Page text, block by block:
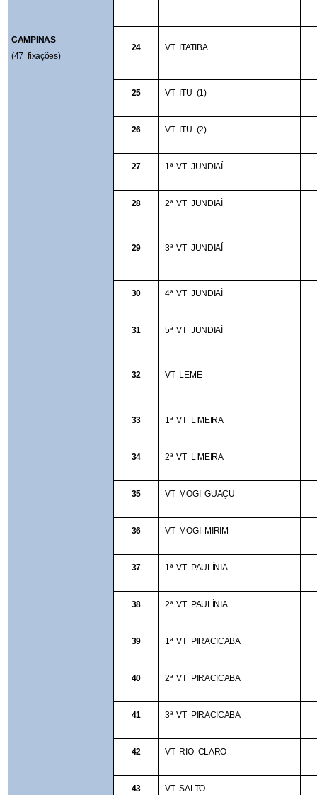
CAMPINAS
(47 fixações)
24 VT ITATIBA
25 VT ITU (1)
26 VT ITU (2)
27 1ª VT JUNDIAÍ
28 2ª VT JUNDIAÍ
29 3ª VT JUNDIAÍ
30 4ª VT JUNDIAÍ
31 5ª VT JUNDIAÍ
32 VT LEME
33 1ª VT LIMEIRA
34 2ª VT LIMEIRA
35 VT MOGI GUAÇU
36 VT MOGI MIRIM
37 1ª VT PAULÍNIA
38 2ª VT PAULÍNIA
39 1ª VT PIRACICABA
40 2ª VT PIRACICABA
41 3ª VT PIRACICABA
42 VT RIO CLARO
43 VT SALTO